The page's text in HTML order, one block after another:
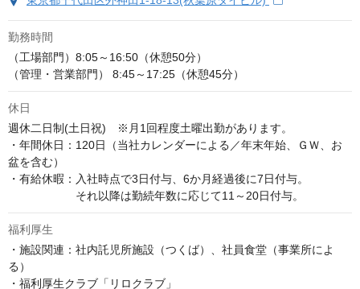
勤務時間
（工場部門）8:05～16:50（休憩50分）
（管理・営業部門） 8:45～17:25（休憩45分）
休日
週休二日制(土日祝)　※月1回程度土曜出勤があります。
・年間休日：120日（当社カレンダーによる／年末年始、ＧＷ、お
盆を含む）
・有給休暇：入社時点で3日付与、6か月経過後に7日付与。
それ以降は勤続年数に応じて11～20日付与。
福利厚生
・施設関連：社内託児所施設（つくば）、社員食堂（事業所によ
る）
・福利厚生クラブ「リロクラブ」